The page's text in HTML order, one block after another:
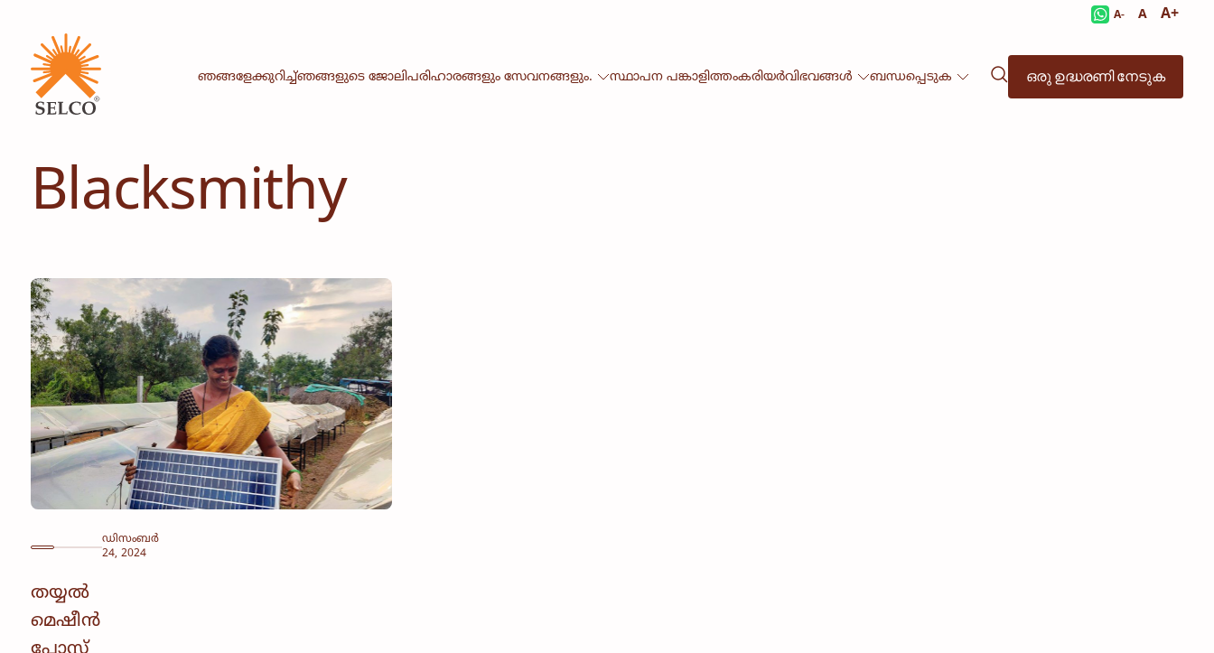
A- A A+
ഞങ്ങളേക്കുറിച്ച്ഞങ്ങളുടെ ജോലിപരിഹാരങ്ങളും സേവനങ്ങളും. സ്ഥാപന പങ്കാളിത്തംകരിയർവിഭവങ്ങൾ ബന്ധപ്പെടുക ഒരു ഉദ്ധരണി നേടുക
Blacksmithy
ഡിസംബർ
24, 2024
തയ്യൽ
മെഷീൻ